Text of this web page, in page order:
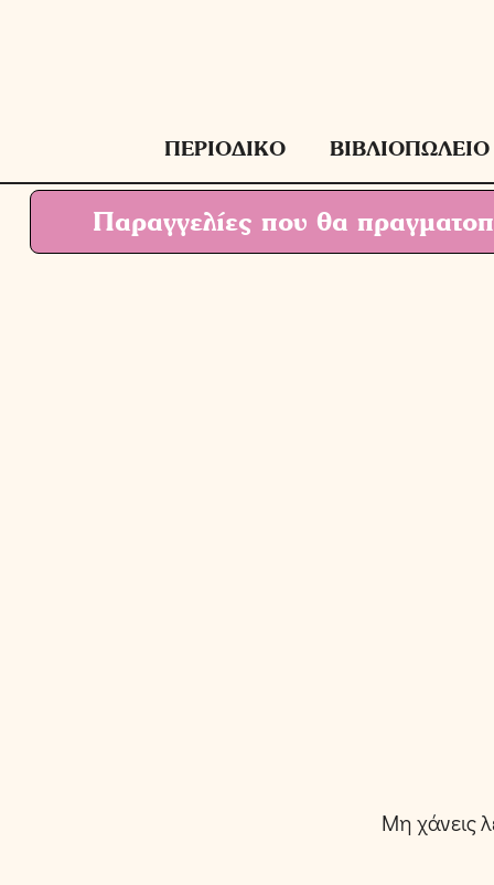
ΠΕΡΙΟΔΙΚΟ ΒΙΒΛΙΟΠΩΛΕΙΟ
Παραγγελίες που θα
Μη χάνεις